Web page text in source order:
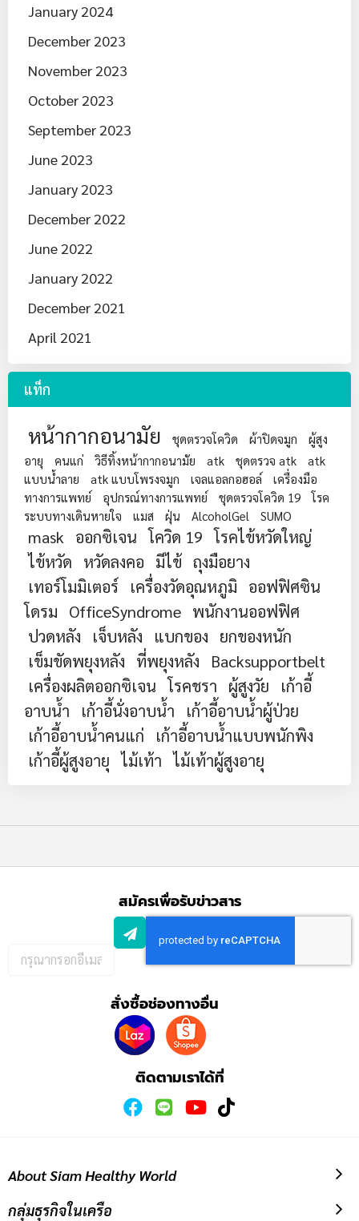
January 2024
December 2023
November 2023
October 2023
September 2023
June 2023
January 2023
December 2022
June 2022
January 2022
December 2021
April 2021
แท็ก
หน้ากากอนามัย ชุดตรวจโควิด ผ้าปิดจมูก
ผู้สูง
อายุ
คนแก่ วิธีทิ้งหน้ากากอนามัย atk ชุดตรวจ atk
atk
แบบน้ำลาย
atk แบบโพรงจมูก เจลแอลกอฮอล์
เครื่องมือ
ทางการแพทย์
อุปกรณ์ทางการแพทย์ ชุดตรวจโควิด 19
โรค
ระบบทางเดินหายใจ
แมส ฝุ่น AlcoholGel SUMO
mask ออกซิเจน โควิด 19 โรคไข้หวัดใหญ่
ไข้หวัด
หวัดลงคอ มีไข้ ถุงมือยาง
เทอร์โมมิเตอร์
เครื่องวัดอุณหภูมิ
ออฟฟิศซิน
โดรม
OfficeSyndrome พนักงานออฟฟิศ
ปวดหลัง
เจ็บหลัง แบกของ
ยกของหนัก
เข็มขัดพยุงหลัง
ที่พยุงหลัง
Backsupportbelt
เครื่องผลิตออกซิเจน โรคชรา ผู้สูงวัย
เก้าอี้
อาบน้ำ
เก้าอี้นั่งอาบน้ำ
เก้าอี้อาบน้ำผู้ป่วย
เก้าอี้อาบน้ำคนแก่
เก้าอี้อาบน้ำแบบพนักพิง
เก้าอี้ผู้สูงอายุ ไม้เท้า ไม้เท้าผู้สูงอายุ
สมัครเพื่อรับข่าวสาร
อีเมล
สั่งซื้อช่องทางอื่น
ติดตามเราได้ที่
About Siam Healthy World
กลุ่มธุรกิจในเครือ